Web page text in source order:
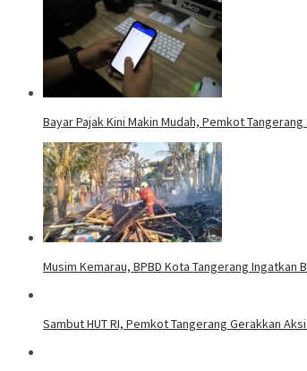
Bayar Pajak Kini Makin Mudah, Pemkot
Musim Kemarau, BPBD Kota Tangerang
Sambut HUT RI, Pemkot Tangerang Gerakkan